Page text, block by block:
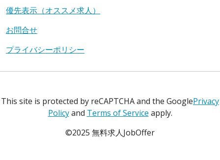
優先表示（オススメ求人）
お問合せ
プライバシーポリシー
This site is protected by reCAPTCHA and the GooglePrivacy
Policyand Terms of Service apply.
©2025 無料求人JobOffer